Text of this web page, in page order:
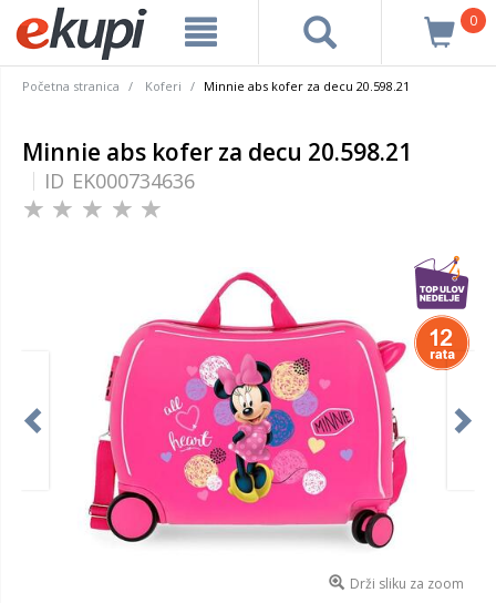
0
Početna stranica Koferi Minnie abs kofer za decu 20.598.21
Minnie abs kofer za decu 20.598.21
ID EK000734636
Drži sliku za zoom